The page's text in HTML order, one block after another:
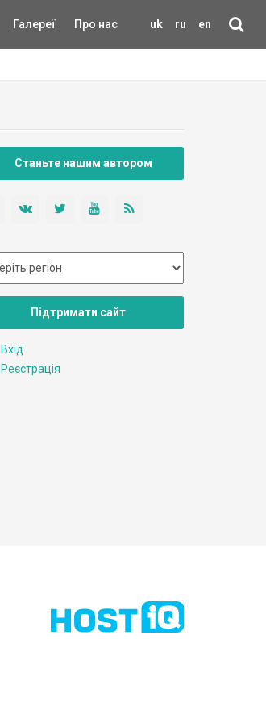
uk ru en
Галереї Про нас
Станьте нашим автором
Підтримати сайт
Вхід
Реєстрація